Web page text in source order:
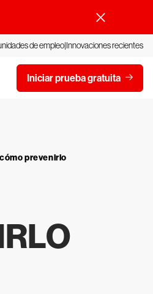
de empleo Innovaciones recientes
Iniciar prueba gratuita
prevenirlo